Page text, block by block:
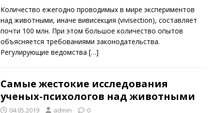
Количество ежегодно проводимых в мире экспериментов
над животными, иначе вивисекция (vivisection), составляет
почти 100 млн. При этом большое количество опытов
объясняется требованиями законодательства.
Регулирующие ведомства […]
Самые жестокие исследования
ученых-психологов над животными
04.05.2019 admin 0